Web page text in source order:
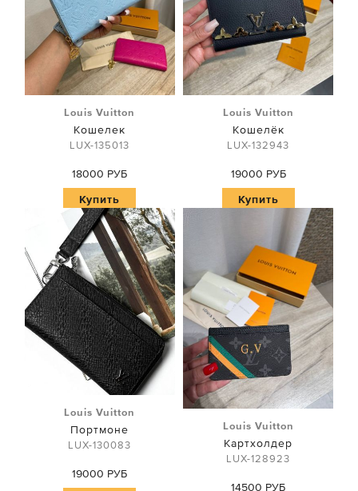
Louis Vuitton
Кошелек
LUX-135013
18000 РУБ
Купить
Louis Vuitton
Кошелёк
LUX-132943
19000 РУБ
Купить
Louis Vuitton
Портмоне
LUX-130083
19000 РУБ
Louis Vuitton
Картхолдер
LUX-128923
14500 РУБ